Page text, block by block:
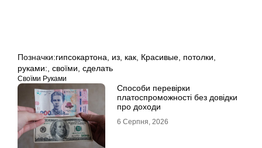
Позначки:гипсокартона, из, как, Красивые, потолки,
руками:, своїми, сделать
Своїми Руками
Способи перевірки
платоспроможності без довідки
про доходи
6 Серпня, 2026